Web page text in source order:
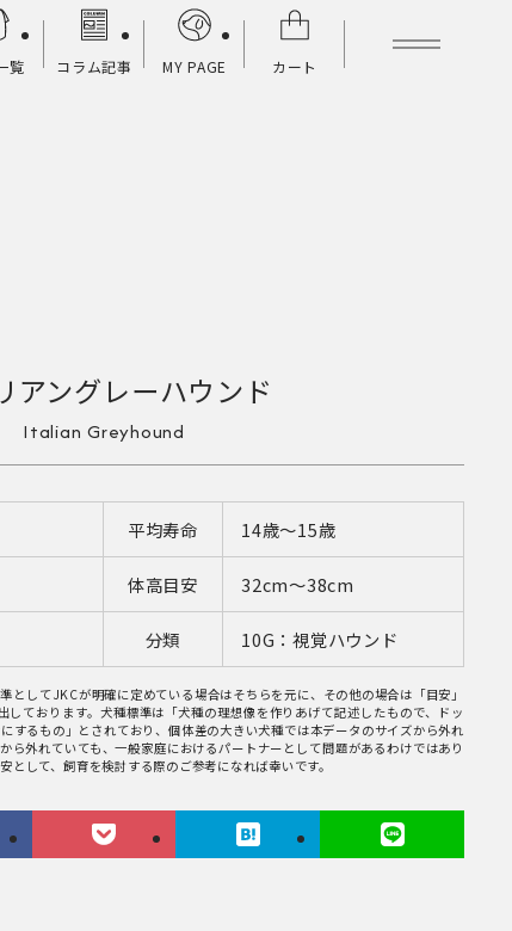
覧 コラム記事 MY PAGE カート
アングレーハウンド
Italian Greyhound
平均寿命 14歳〜15歳
体高目安 32cm〜38cm
分類 10G：視覚ハウンド
してJKCが明確に定めている場合はそちらを元に、その他の場合は「目安」
しております。犬種標準は「犬種の理想像を作りあげて記述したもので、ドッ
するもの」とされており、個体差の大きい犬種では本データのサイズから外れ
ら外れていても、一般家庭におけるパートナーとして問題があるわけではあり
として、飼育を検討する際のご参考になれば幸いです。